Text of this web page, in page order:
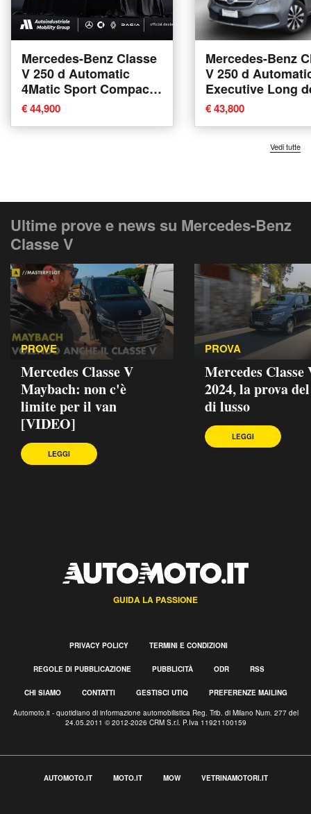
Mercedes-Benz Classe
V 250 d Automatic
4Matic Sport Compact
del 2022 usata a
Bolzano
€ 44,900
Mercedes-Benz
V 250 d
Executive Long
2021 usata a
Sacco
€ 43,800
Vedi tutte
Ultime prove e news su Mercedes-Benz
Classe V
PROVE
Mercedes Classe V
Maybach: non c'è
limite per il van
[VIDEO]
LEGGI
PROVA
Mercedes Classe
2024, la prova
di lusso
LEGGI
GUIDA LA PASSIONE
PRIVACY POLICY TERMINI E CONDIZIONI
REGOLE DI PUBBLICAZIONE PUBBLICITÀ ODR RSS
CHI SIAMO CONTATTI GESTISCI UTIQ PREFERENZE MAILING
Automoto.it - quotidiano di informazione automobilistica Reg. Trib. di Milano Num. 277 del
24.05.2011 © 2012-2026 CRM S.r.l. P.Iva 11921100159
AUTOMOTO.IT MOTO.IT MOW VETRINAMOTORI.IT